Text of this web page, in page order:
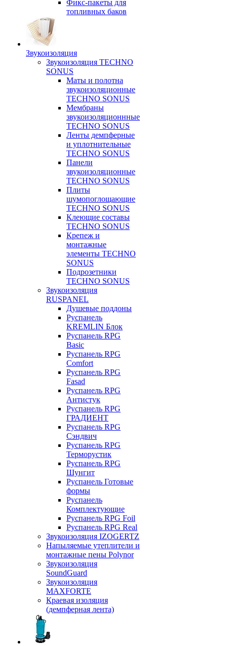
Фикс-пакеты для
топливных баков
Звукоизоляция
Звукоизоляция TECHNO
SONUS
Маты и полотна
звукоизоляционные
TECHNO SONUS
Мембраны
звукоизоляционнные
TECHNO SONUS
Ленты демпферные
и уплотнительные
TECHNO SONUS
Панели
звукоизоляционные
TECHNO SONUS
Плиты
шумопоглощающие
TECHNO SONUS
Клеющие составы
TECHNO SONUS
Крепеж и
монтажные
элементы TECHNO
SONUS
Подрозетники
TECHNO SONUS
Звукоизоляция
RUSPANEL
Душевые поддоны
Руспанель
KREMLIN Блок
Руспанель RPG
Basic
Руспанель RPG
Comfort
Руспанель RPG
Fasad
Руспанель RPG
Антистук
Руспанель RPG
ГРАДИЕНТ
Руспанель RPG
Сэндвич
Руспанель RPG
Терморустик
Руспанель RPG
Шунгит
Руспанель Готовые
формы
Руспанель
Комплектующие
Руспанель RPG Foil
Руспанель RPG Real
Звукоизоляция IZOGERTZ
Напыляемые утеплители и
монтажные пены Polynor
Звукоизоляция
SoundGuard
Звукоизоляция
MAXFORTE
Краевая изоляция
(демпферная лента)